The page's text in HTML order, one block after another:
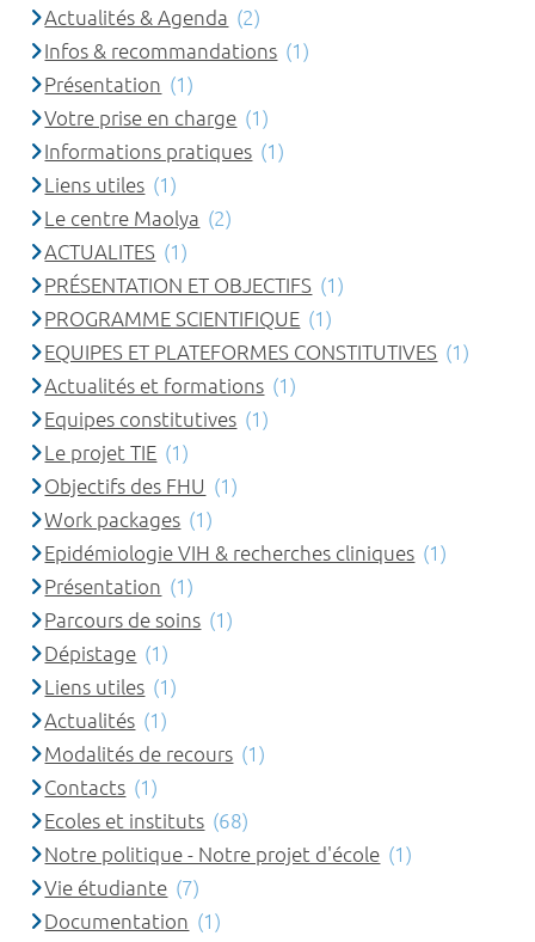
Actualités & Agenda (2)
Infos & recommandations (1)
Présentation (1)
Votre prise en charge (1)
Informations pratiques (1)
Liens utiles (1)
Le centre Maolya (2)
ACTUALITES (1)
PRÉSENTATION ET OBJECTIFS (1)
PROGRAMME SCIENTIFIQUE (1)
EQUIPES ET PLATEFORMES CONSTITUTIVES (1)
Actualités et formations (1)
Equipes constitutives (1)
Le projet TIE (1)
Objectifs des FHU (1)
Work packages (1)
Epidémiologie VIH & recherches cliniques (1)
Présentation (1)
Parcours de soins (1)
Dépistage (1)
Liens utiles (1)
Actualités (1)
Modalités de recours (1)
Contacts (1)
Ecoles et instituts (68)
Notre politique - Notre projet d'école (1)
Vie étudiante (7)
Documentation (1)